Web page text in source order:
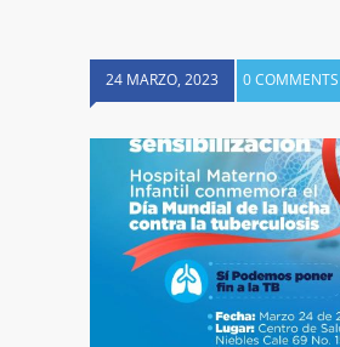
24 MARZO, 2023 0 COMMENTS